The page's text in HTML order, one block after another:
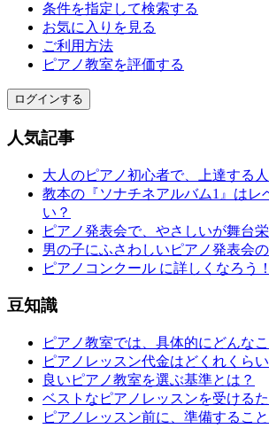
条件を指定して検索する
お気に入りを見る
ご利用方法
ピアノ教室を評価する
ログインする
人気記事
大人のピアノ初心者で、上達する
教本の『ソナチネアルバム1』はレ
い？
ピアノ発表会で、やさしいが舞台
男の子にふさわしいピアノ発表会
ピアノコンクール に詳しくなろう！
豆知識
ピアノ教室では、具体的にどんな
ピアノレッスン代金はどくれくら
良いピアノ教室を選ぶ基準とは？
ベストなピアノレッスンを受ける
ピアノレッスン前に、準備すること